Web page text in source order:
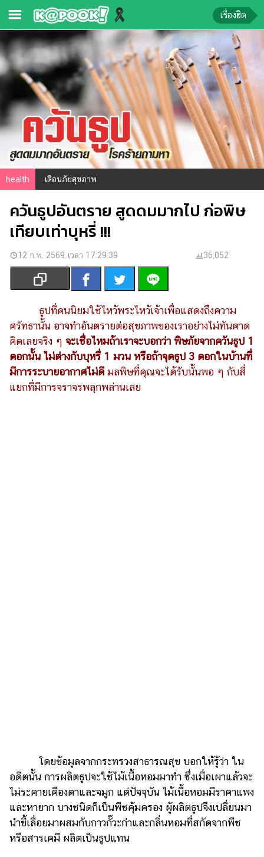
ข่าว-
ความ
รู้
ข่าว
ข่าว
บันเทิง
ตรวจ
หวย
ผล
บอล
สด
การ
เงิน
การ
บันเทิง
รูปภาพ
หนัง
ช้อป
ปิ้ง
รถยนต์
บ้าน
และ
เรื่องฮิต
health เตือนภัยสุขภาพ
ควันธูปอันตราย สูดดมมากไป ก่อพิษ
เทียบเท่าบุหรี่ !!!
12 ก.พ. 2569 เวลา 17:29:39 36,052
ธูปที่คนนิยมใช้ไหว้พระไหว้เจ้าเพื่อแสดงถึงความ
ศรัทธานั้น อาจทำอันตรายต่อสุขภาพของเราอย่างไม่ทันคาด
คิดเลยจริง ๆ จะเชื่อไหมถ้าเราจะบอกว่า พิษภัยจากควันธูป 1
ดอกนั้น ไม่ต่างกับบุหรี่ 1 มวน หรือถ้าจุดธูป 3 ดอกในบ้านที่
มีการระบายอากาศไม่ดีมลพิษที่คุณจะได้รับนั้นพอ ๆ กับสี่
แยกที่มีการจราจรพลุกพล่านเลย
โดยข้อมูลจากกระทรวงสาธารณสุข บอกให้รู้ว่า ใน
อดีตนั้น การผลิตธูปจะใช้ไม้เนื้อหอมมาทำ ซึ่งเมื่อเผาแล้วจะ
ไม่ระคายเคืองตาและจมูก แต่ปัจจุบัน ไม้เนื้อหอมมีราคาแพง
และหายาก บางชนิดก็เป็นพืชคุ้มครอง ผู้ผลิตธูปจึงเปลี่ยนมา
นำขี้เลื่อยมาผสมกับกาวกั๊วะก่าและกลิ่นหอมที่สกัดจากพืช
หรือสารเคมี ผลิตเป็นธูปแทน